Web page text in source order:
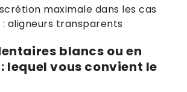
maximale dans les cas
aligneurs transparents
blancs ou en
lequel vous convient le